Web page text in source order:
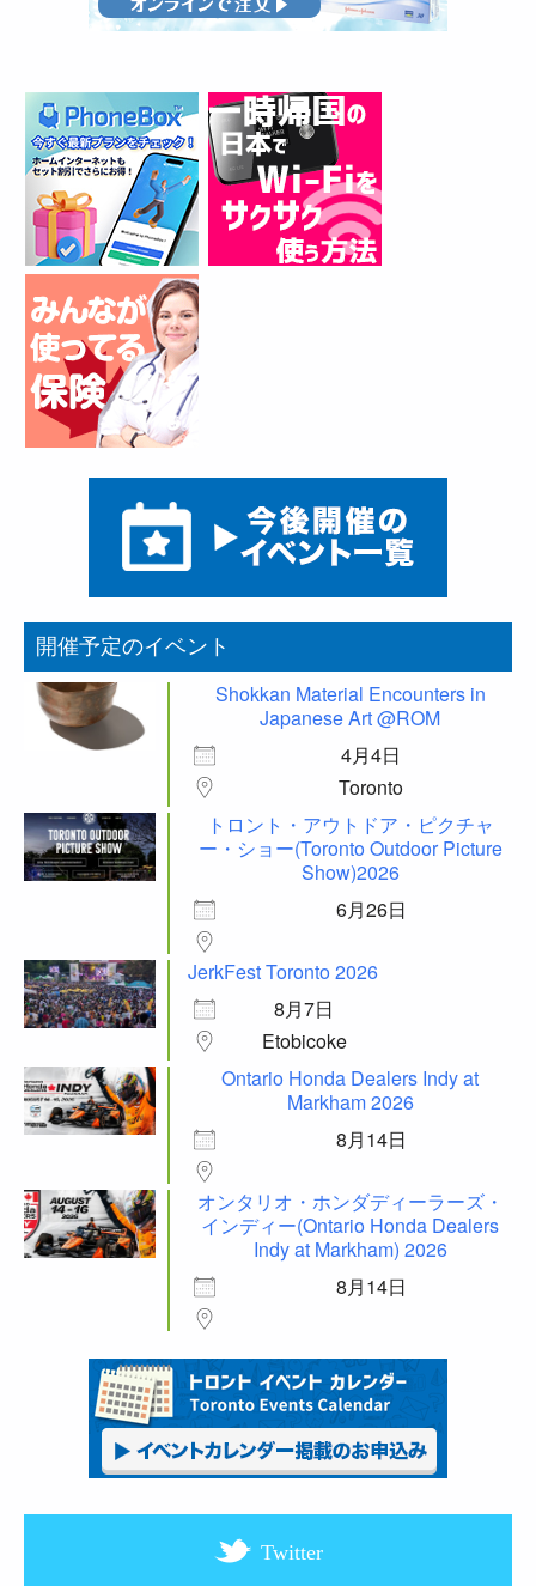
開催予定のイベント
Shokkan Material Encounters in
Japanese Art @ROM
4月4日
Toronto
トロント・アウトドア・ピクチャ
ー・ショー(Toronto Outdoor Picture
Show)2026
6月26日
JerkFest Toronto 2026
8月7日
Etobicoke
Ontario Honda Dealers Indy at
Markham 2026
8月14日
オンタリオ・ホンダディーラーズ・
インディー(Ontario Honda Dealers
Indy at Markham) 2026
8月14日
Twitter